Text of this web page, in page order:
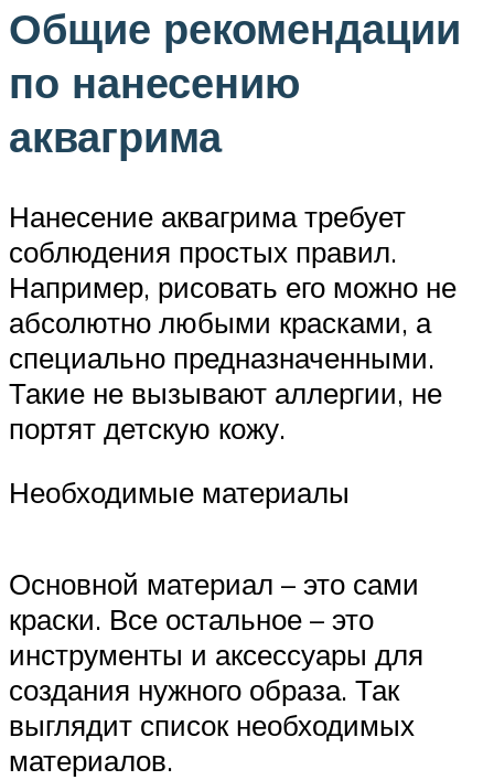
Общие рекомендации
по нанесению
аквагрима
Нанесение аквагрима требует
соблюдения простых правил.
Например, рисовать его можно не
абсолютно любыми красками, а
специально предназначенными.
Такие не вызывают аллергии, не
портят детскую кожу.
Необходимые материалы
Основной материал – это сами
краски. Все остальное – это
инструменты и аксессуары для
создания нужного образа. Так
выглядит список необходимых
материалов.